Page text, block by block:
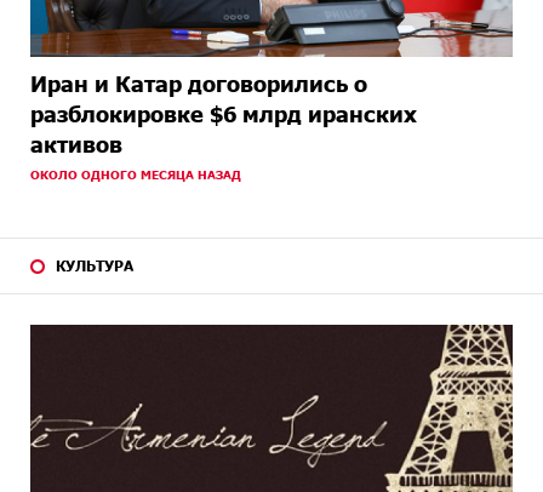
Иран и Катар договорились о
разблокировке $6 млрд иранских
активов
ОКОЛО ОДНОГО МЕСЯЦА НАЗАД
КУЛЬТУРА